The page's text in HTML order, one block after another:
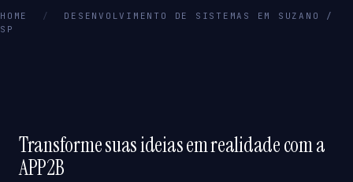
HOME /
DESENVOLVIMENTO DE SISTEMAS EM SUZANO /
SP
Transforme suas ideias em realidade com a
APP2B